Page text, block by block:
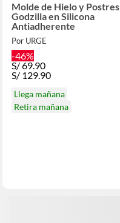
Molde de Hielo y Postres
Godzilla en Silicona
Antiadherente
Por URGE
-46%
S/69.90
S/ 129.90
Llega mañana
Retira mañana